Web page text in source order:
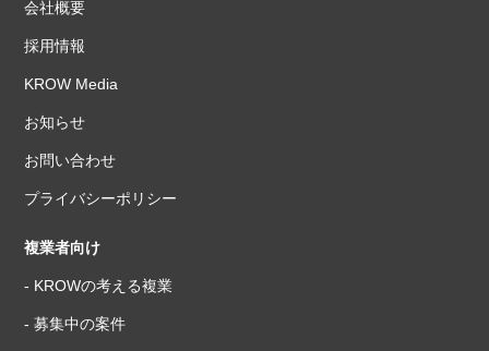
会社概要
採用情報
KROW Media
お知らせ
お問い合わせ
プライバシーポリシー
複業者向け
- KROWの考える複業
- 募集中の案件